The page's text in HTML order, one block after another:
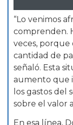
“Lo venimos
comprenden.
veces, porque
cantidad de
señaló. Esta
aumento que
los gastos del
sobre el valor
En esa línea,